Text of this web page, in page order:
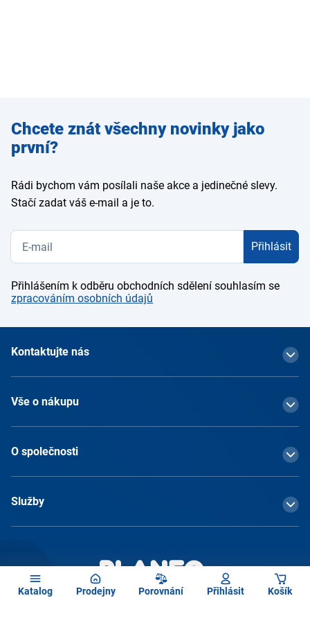
Katalog Prodejny Porovnání Přihlásit Košík
Zadejte
e-mail
Chcete znát všechny novinky jako
první?
Rádi bychom vám posílali naše akce a jedinečné slevy.
Stačí zadat váš e-mail a je to.
Přihlásit
Přihlášením k odběru obchodních sdělení souhlasím se
zpracováním osobních údajů
Kontaktujte nás
Vše o nákupu
O společnosti
Služby